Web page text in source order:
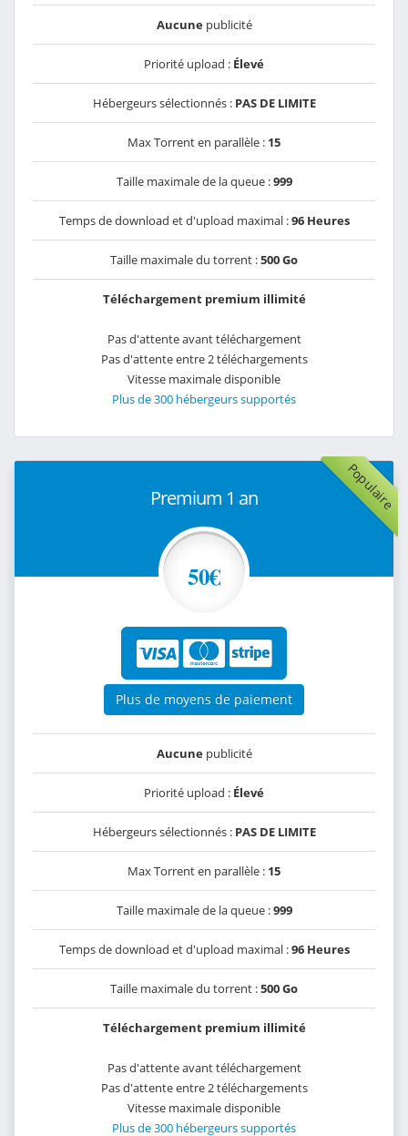
Aucunepublicité
Priorité upload : Élevé
Hébergeurs sélectionnés : PAS DE LIMITE
Max Torrent en parallèle : 15
Taille maximale de la queue :999
Temps de download et d'upload maximal :96 Heures
Taille maximale du torrent :500 Go
Téléchargement premium illimité
Pas d'attente avant téléchargement
Pas d'attente entre 2 téléchargements
Vitesse maximale disponible
Plus de 300 hébergeurs supportés
Populaire
Premium 1 an
50€
Plus de moyens de paiement
Aucunepublicité
Priorité upload : Élevé
Hébergeurs sélectionnés : PAS DE LIMITE
Max Torrent en parallèle : 15
Taille maximale de la queue :999
Temps de download et d'upload maximal :96 Heures
Taille maximale du torrent :500 Go
Téléchargement premium illimité
Pas d'attente avant téléchargement
Pas d'attente entre 2 téléchargements
Vitesse maximale disponible
Plus de 300 hébergeurs supportés